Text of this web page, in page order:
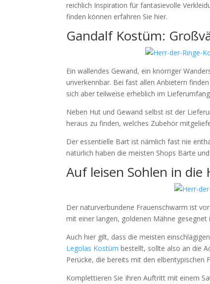
reichlich Inspiration für fantasievolle
finden können erfahren Sie hier.
Gandalf Kostüm:
Ein wallendes Gewand, ein knorriger
unverkennbar. Bei fast allen Anbietern
sich aber teilweise erheblich im
Neben Hut und Gewand selbst ist der
heraus zu finden, welches Zubehör
Der essentielle Bart ist nämlich fast nie
natürlich haben die meisten Shops Bärte
Auf leisen Sohlen in die
Der naturverbundene Frauenschwarm ist
mit einer langen, goldenen Mähne
Auch hier gilt, dass die meisten
Legolas Kostüm bestellt, sollte also an die
Perücke, die bereits mit den
Komplettieren Sie Ihren Auftritt mit einem